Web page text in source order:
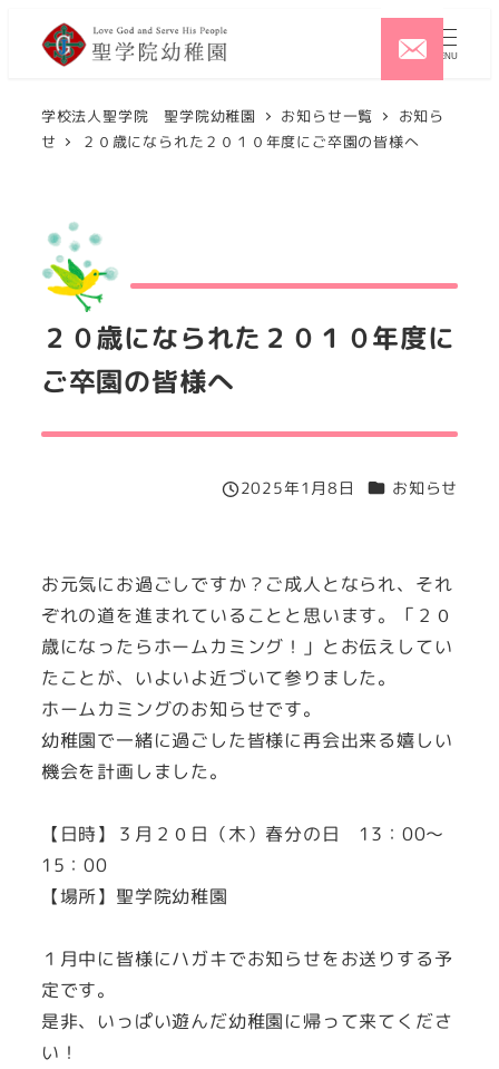
MENU
学校法人聖学院 聖学院幼稚園 お知らせ一覧
お知ら
せ
２０歳になられた２０１０年度にご卒園の皆様へ
２０歳になられた２０１０年度に
ご卒園の皆様へ
投稿日
2025年1月8日 カテゴリー
お知らせ
お元気にお過ごしですか？ご成人となられ、それ
ぞれの道を進まれていることと思います。「２０
歳になったらホームカミング！」とお伝えしてい
たことが、いよいよ近づいて参りました。
ホームカミングのお知らせです。
幼稚園で一緒に過ごした皆様に再会出来る嬉しい
機会を計画しました。
【日時】３月２０日（木）春分の日 13：00～
15：00
【場所】聖学院幼稚園
１月中に皆様にハガキでお知らせをお送りする予
定です。
是非、いっぱい遊んだ幼稚園に帰って来てくださ
い！